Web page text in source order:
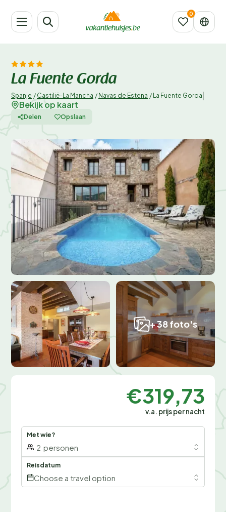
La Fuente Gorda
Spanje / Castilië-La Mancha / Navas de Estena / La Fuente Gorda
Bekijk op kaart
Delen Opslaan
+ 38 foto's
€319,73
v.a. prijs per nacht
Met wie?
2 personen
Reisdatum
Choose a travel option